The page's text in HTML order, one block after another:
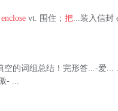
enclose vt. 围住；把...装入信封
空的词组总结！完形答...-爱...
- ...